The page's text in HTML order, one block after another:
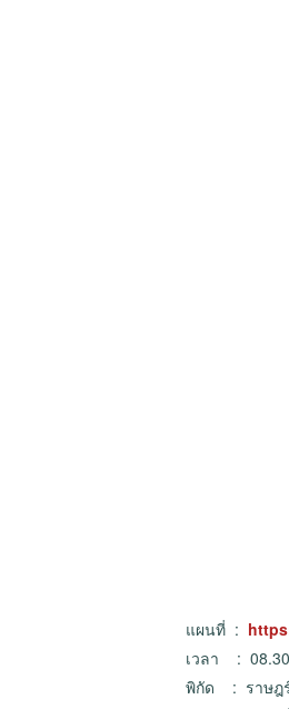
แผนที่ :
เวลา :
พิกัด : ราษฎร์